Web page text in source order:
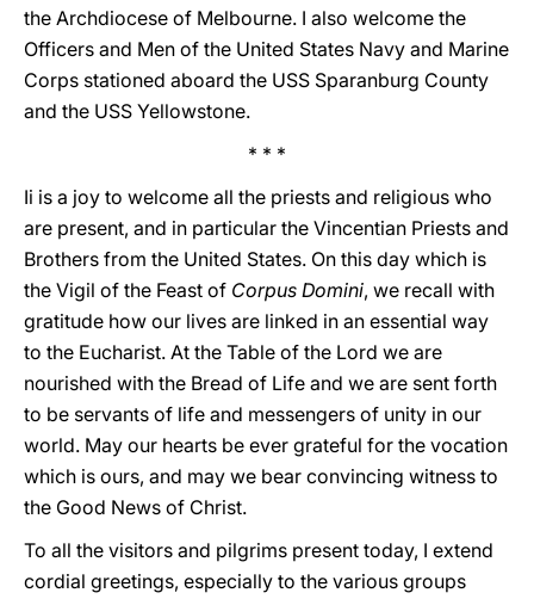
the Archdiocese of Melbourne. I also welcome the
Officers and Men of the United States Navy and Marine
Corps stationed aboard the USS Sparanburg County
and the USS Yellowstone.
* * *
Ii is a joy to welcome all the priests and religious who
are present, and in particular the Vincentian Priests and
Brothers from the United States. On this day which is
the Vigil of the Feast of Corpus Domini, we recall with
gratitude how our lives are linked in an essential way
to the Eucharist. At the Table of the Lord we are
nourished with the Bread of Life and we are sent forth
to be servants of life and messengers of unity in our
world. May our hearts be ever grateful for the vocation
which is ours, and may we bear convincing witness to
the Good News of Christ.
To all the visitors and pilgrims present today, I extend
cordial greetings, especially to the various groups